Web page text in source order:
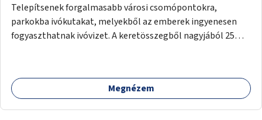
Telepítsenek forgalmasabb városi csomópontokra,
parkokba ivókutakat, melyekből az emberek ingyenesen
fogyaszthatnak ivóvizet. A keretösszegből nagyjából 25
Megnézem